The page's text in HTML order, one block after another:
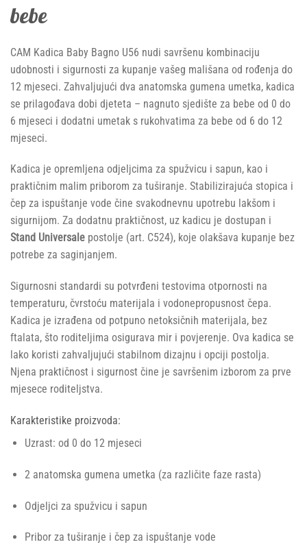
bebe
CAM Kadica Baby Bagno U56 nudi savršenu kombinaciju
udobnosti i sigurnosti za kupanje vašeg mališana od rođenja do
12 mjeseci. Zahvaljujući dva anatomska gumena umetka, kadica
se prilagođava dobi djeteta – nagnuto sjedište za bebe od 0 do
6 mjeseci i dodatni umetak s rukohvatima za bebe od 6 do 12
mjeseci.
Kadica je opremljena odjeljcima za spužvicu i sapun, kao i
praktičnim malim priborom za tuširanje. Stabilizirajuća stopica i
čep za ispuštanje vode čine svakodnevnu upotrebu lakšom i
sigurnijom. Za dodatnu praktičnost, uz kadicu je dostupan i
Stand Universale postolje (art. C524), koje olakšava kupanje bez
potrebe za saginjanjem.
Sigurnosni standardi su potvrđeni testovima otpornosti na
temperaturu, čvrstoću materijala i vodonepropusnost čepa.
Kadica je izrađena od potpuno netoksičnih materijala, bez
ftalata, što roditeljima osigurava mir i povjerenje. Ova kadica se
lako koristi zahvaljujući stabilnom dizajnu i opciji postolja.
Njena praktičnost i sigurnost čine je savršenim izborom za prve
mjesece roditeljstva.
Karakteristike proizvoda:
Uzrast: od 0 do 12 mjeseci
2 anatomska gumena umetka (za različite faze rasta)
Odjeljci za spužvicu i sapun
Pribor za tuširanje i čep za ispuštanje vode